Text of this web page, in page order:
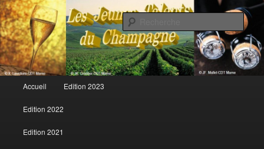
Les jeunes talents du champagne
Aller au contenu principal
Aller au contenu secondaire
Accueil Edition 2023
Edition 2022
Edition 2021